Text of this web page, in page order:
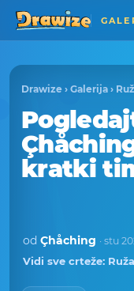
Drawize › Galerija ›
kratki
od Çhåching · stu
Vidi sve crteže: Ruža